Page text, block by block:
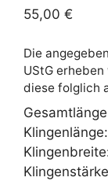
55,00 €
Die
UStG
diese folglich